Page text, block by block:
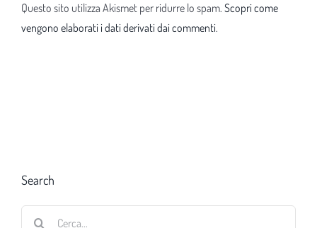
Questo sito utilizza Akismet per ridurre lo spam. Scopri come
vengono elaborati i dati derivati dai commenti.
Search